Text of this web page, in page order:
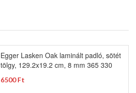
Egger Lasken Oak laminált padló, sötét
tölgy, 129.2x19.2 cm, 8 mm 365 330
6500 Ft